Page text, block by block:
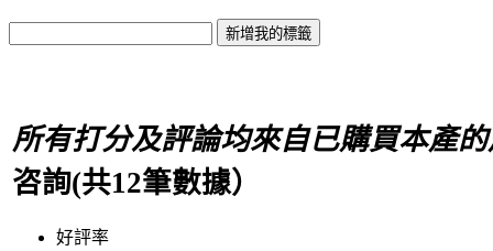
所有打分及評論均來自已購買本產
咨詢(共12筆數據）
好評率